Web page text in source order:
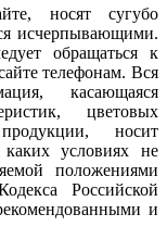
носят сугубо
исчерпывающими.
обращаться к
телефонам. Вся
касающаяся
цветовых
носит
условиях не
положениями
Российской
и